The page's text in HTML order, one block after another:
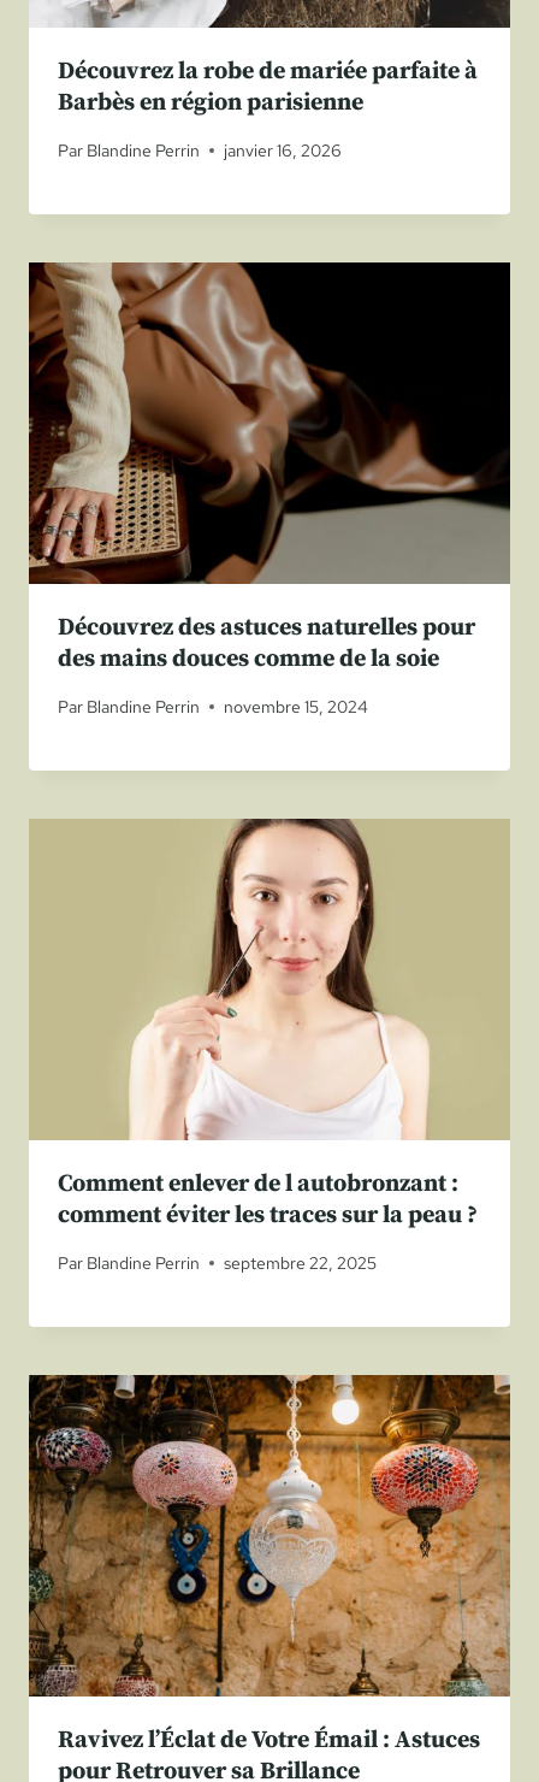
Découvrez la robe de mariée parfaite à
Barbès en région parisienne
Par Blandine Perrin janvier 16, 2026
Découvrez des astuces naturelles pour
des mains douces comme de la soie
Par Blandine Perrin novembre 15, 2024
Comment enlever de l autobronzant :
comment éviter les traces sur la peau ?
Par Blandine Perrin septembre 22, 2025
Ravivez l’Éclat de Votre Émail : Astuces
pour Retrouver sa Brillance